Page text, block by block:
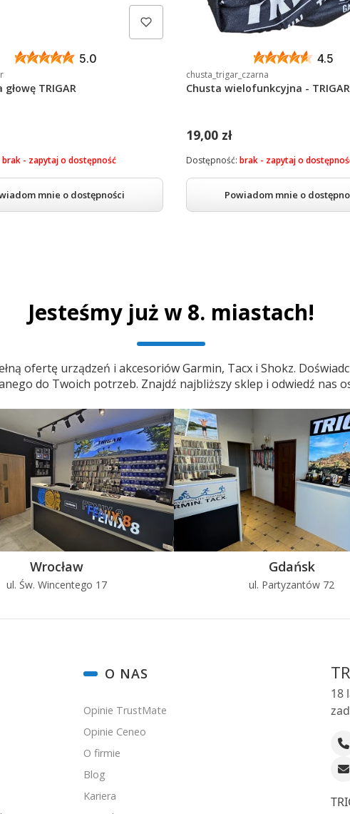
5.0
TRIGAR
mnie o dostępności
brak - zapytaj o dostępność
4.5
chusta_trigar_czarna
Chusta wielofunkcyjna -
19,00 zł
Powiadom mnie o
Dostępność:brak - zapytaj o
Jesteśmy już w 8. miastach!
ofertę urządzeń i akcesoriów Garmin, Tacx i Shokz.
do Twoich potrzeb. Znajdź najbliższy sklep i odwiedź nas
Wrocław
ul. Św. Wincentego 17
Gdańsk
ul. Partyzantów 72
O NAS
Opinie TrustMate
Opinie Ceneo
O firmie
Blog
Kariera
18